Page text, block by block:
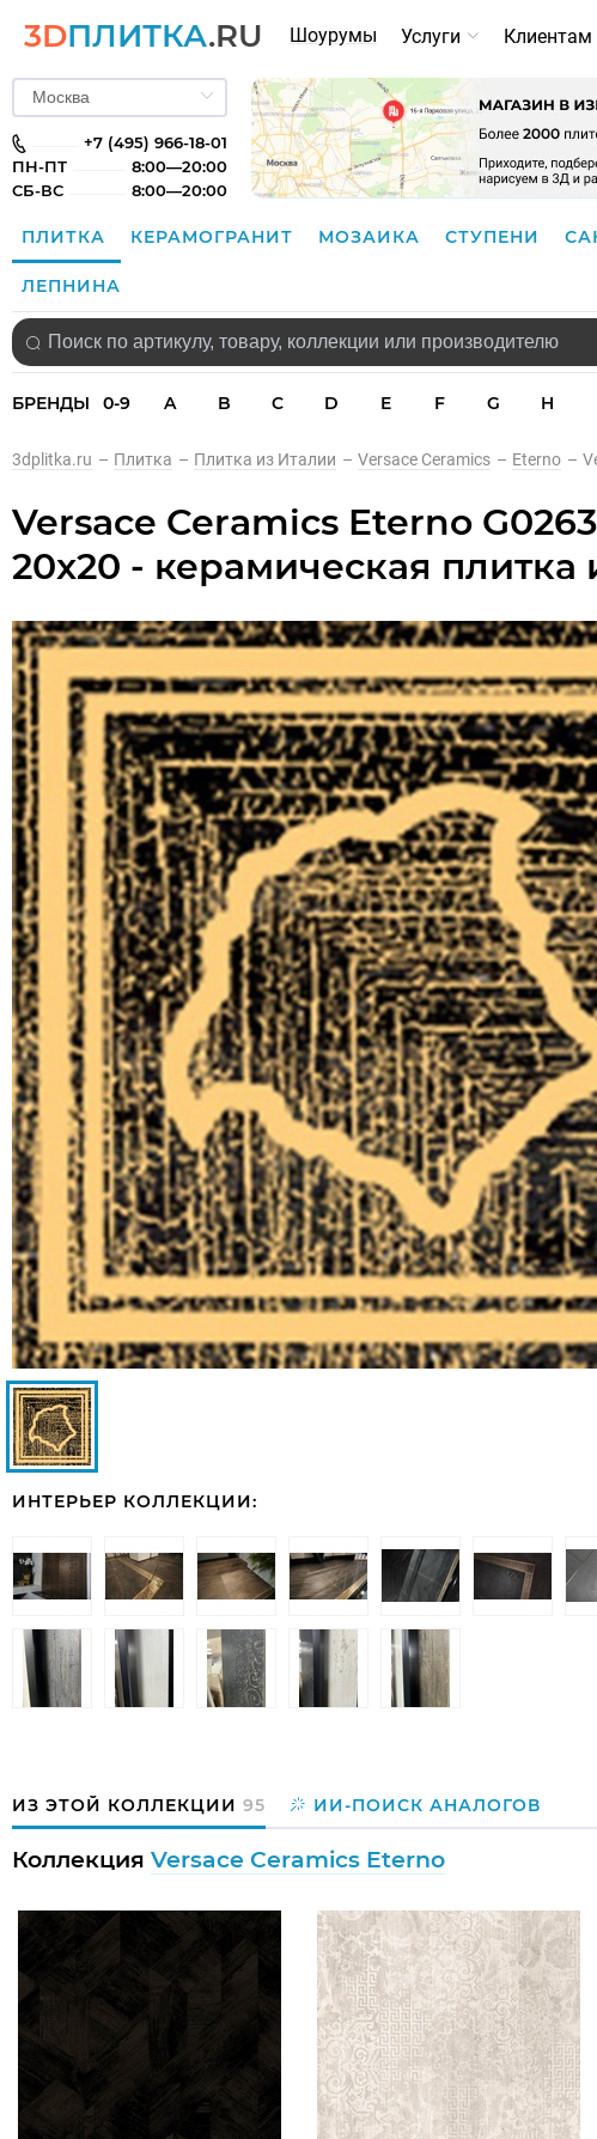
3DПЛИТКА.RU Шоурумы Услуги Клиентам
+7 (495) 966-18-01
ПН-ПТ
8:00—20:00
СБ-ВС
8:00—20:00
ПЛИТКА КЕРАМОГРАНИТ МОЗАИКА СТУПЕНИ
ЛЕПНИНА
БРЕНДЫ 0-9 A B C D E F G H
3dplitka.ru – Плитка – Плитка из Италии – Versace Ceramics – Eterno –
Versace Ceramics Eterno
20x20 - керамическая плитка
ИНТЕРЬЕР КОЛЛЕКЦИИ:
ИЗ ЭТОЙ КОЛЛЕКЦИИ 95 ИИ-ПОИСК АНАЛОГОВ
Коллекция Versace Ceramics Eterno